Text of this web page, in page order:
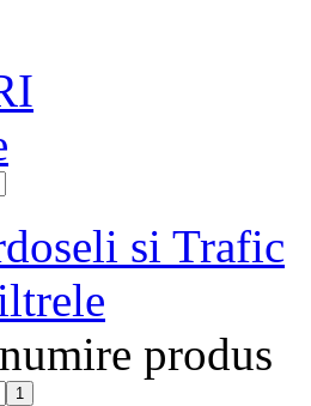
si Trafic
produs